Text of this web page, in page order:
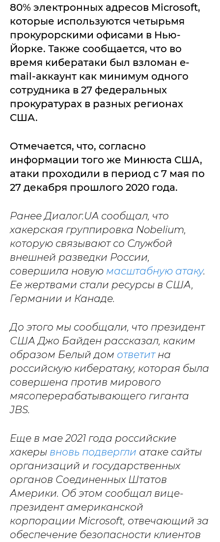
80% электронных адресов Microsoft,
которые используются четырьмя
прокурорскими офисами в Нью-
Йорке. Также сообщается, что во
время кибератаки был взломан e-
mail-аккаунт как минимум одного
сотрудника в 27 федеральных
прокуратурах в разных регионах
США.
Отмечается, что, согласно
информации того же Минюста США,
атаки проходили в период с 7 мая по
27 декабря прошлого 2020 года.
Ранее Диалог.UA сообщал, что
хакерская группировка Nobelium,
которую связывают со Службой
внешней разведки России,
совершила новую масштабную атаку.
Ее жертвами стали ресурсы в США,
Германии и Канаде.
До этого мы сообщали, что президент
США Джо Байден рассказал, каким
образом Белый дом ответитна
российскую кибератаку, которая была
совершена против мирового
мясоперерабатывающего гиганта
JBS.
Еще в мае 2021 года российские
хакеры вновь подвергли атаке сайты
организаций и государственных
органов Соединенных Штатов
Америки. Об этом сообщал вице-
президент американской
корпорации Microsoft, отвечающий за
обеспечение безопасности клиентов